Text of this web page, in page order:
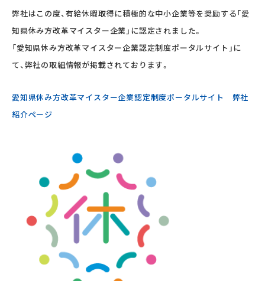
弊社はこの度、有給休暇取得に積極的な中小企業等を奨励する「愛
知県休み方改革マイスター企業」に認定されました。
「愛知県休み方改革マイスター企業認定制度ポータルサイト」に
て、弊社の取組情報が掲載されております。
愛知県休み方改革マイスター企業認定制度ポータルサイト 弊社
紹介ページ